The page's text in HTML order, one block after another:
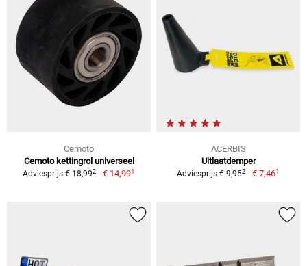
Cemoto
Cemoto kettingrol universeel
Adviesprijs € 18,992 € 14,991
ACERBIS
Uitlaatdemper
Adviesprijs € 9,952 € 7,461